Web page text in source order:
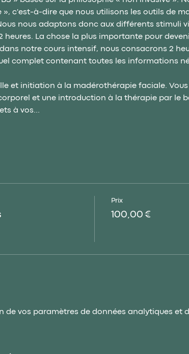
», c'est-à-dire que nous utilisons les outils de
nous adaptons donc aux différents stimuli
heures. La chose la plus importante pour
notre cours intensif, nous consacrons 2
complet contenant toutes les informations
et initiation à la madérothérapie faciale.
et une introduction à la thérapie par le
à vos…
Prix
100,00 €
de vos paramètres de données analytiques et